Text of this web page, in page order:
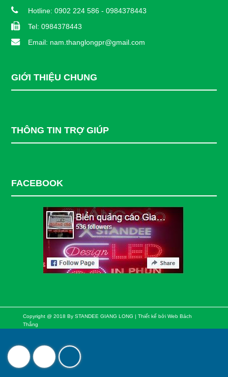
Hotline: 0902 224 586 - 0984378443
Tel: 0984378443
Email: nam.thanglongpr@gmail.com
GIỚI THIỆU CHUNG
THÔNG TIN TRỢ GIÚP
FACEBOOK
Copyright @ 2018 By STANDEE GIANG LONG | Thiết kế bởi Web Bách
Thắng